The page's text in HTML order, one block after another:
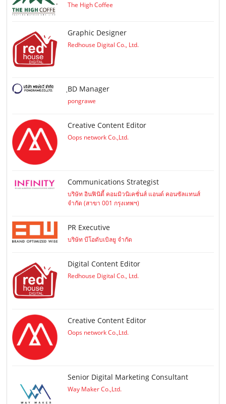
The High Coffee
Graphic Designer
Redhouse Digital Co., Ltd.
ฺBD Manager
pongrawe
Creative Content Editor
Oops network Co.,Ltd.
Communications Strategist
บริษัท อินฟินิตี้ คอมมิวนิเคชั่นส์ แอนด์ คอนซัลแทนส์
จำกัด (สาขา 001 กรุงเทพฯ)
PR Executive
บริษัท บีโอดับเบิลยู จำกัด
Digital Content Editor
Redhouse Digital Co., Ltd.
Creative Content Editor
Oops network Co.,Ltd.
Senior Digital Marketing Consultant
Way Maker Co.,Ltd.